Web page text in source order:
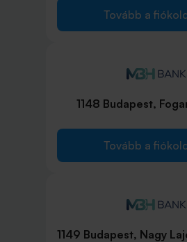
Tovább a
1148 Budapest,
Tovább a
1149 Budapest, Nagy